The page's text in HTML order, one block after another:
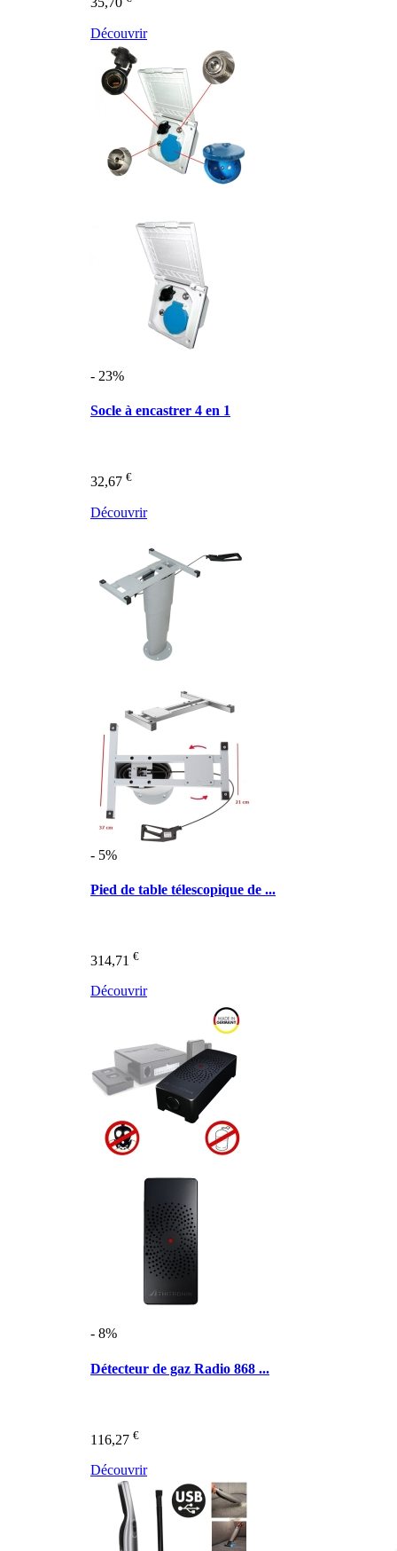
Découvrir
- 23%
Socle à encastrer 4 en 1
32,67 €
Découvrir
- 5%
Pied de table télescopique de ...
314,71 €
Découvrir
- 8%
Détecteur de gaz Radio 868 ...
116,27 €
Découvrir